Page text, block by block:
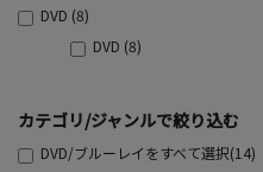
DVD (8)
DVD (8)
カテゴリ/ジャンルで絞り込む
DVD/ブルーレイをすべて選択(14)